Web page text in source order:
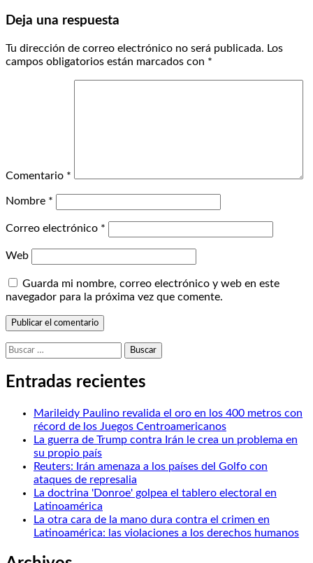
Deja una respuesta
Tu dirección de correo electrónico no será publicada. Los
campos obligatorios están marcados con *
Comentario *
Nombre *
Correo electrónico *
Web
Guarda mi nombre, correo electrónico y web en este
navegador para la próxima vez que comente.
Buscar:
Entradas recientes
Marileidy Paulino revalida el oro en los 400 metros con
récord de los Juegos Centroamericanos
La guerra de Trump contra Irán le crea un problema en
su propio país
Reuters: Irán amenaza a los países del Golfo con
ataques de represalia
La doctrina 'Donroe' golpea el tablero electoral en
Latinoamérica
La otra cara de la mano dura contra el crimen en
Latinoamérica: las violaciones a los derechos humanos